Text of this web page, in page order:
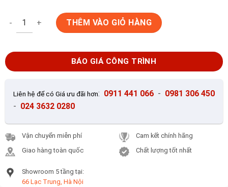
Gạch lát nền 60x60 Prime 03.600600.09844 số lượng
THÊM VÀO GIỎ HÀNG
BÁO GIÁ CÔNG TRÌNH
Liên hệ để có Giá ưu đãi hơn: 0911 441 066 - 0981 306 450
- 024 3632 0280
Vận chuyển miễn phí
Giao hàng toàn quốc
Cam kết chính hãng
Chất lượng tốt nhất
Showroom 5 tầng tại:
66 Lạc Trung, Hà Nội